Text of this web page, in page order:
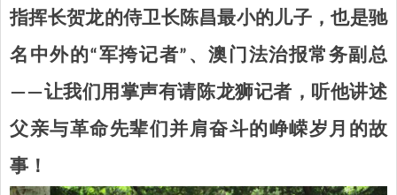
指挥长贺龙的侍卫长陈昌最小的儿子，也是驰
名中外的“军挎记者” 、澳门法治报常务副总
——让我们用掌声有请陈龙狮记者 ，听他讲述
父亲与革命先辈们并肩奋斗的峥嵘岁月的故
事！